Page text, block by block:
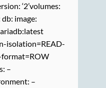
‘2’volumes:
image:
isolation=READ-
–
–